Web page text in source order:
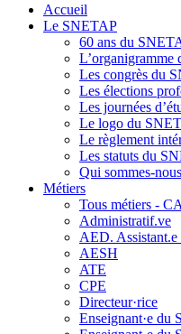
Accueil
Le SNETAP
60 ans du
Les congrès du
Les élections
Les journées
Le logo du
Le règlement
Les statuts du
Qui sommes-
Métiers
Tous métiers -
Administratif.ve
AED. Assistant.e
AESH
ATE
CPE
Directeur·rice
Enseignant·e du